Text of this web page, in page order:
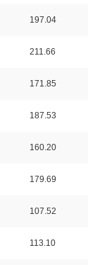
197.04
211.66
171.85
187.53
160.20
179.69
107.52
113.10